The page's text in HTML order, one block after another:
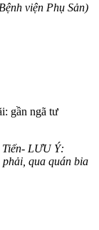
viện Phụ Sản)
gần ngã tư
LƯU Ý:
qua quán bia